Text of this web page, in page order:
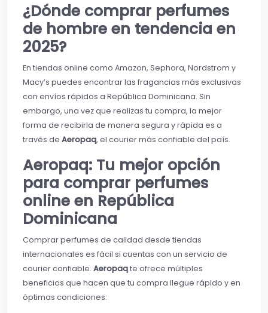
¿Dónde comprar perfumes
de hombre en tendencia en
2025?
En tiendas online como Amazon, Sephora, Nordstrom y
Macy’s puedes encontrar las fragancias más exclusivas
con envíos rápidos a República Dominicana. Sin
embargo, una vez que realizas tu compra, la mejor
forma de recibirla de manera segura y rápida es a
través de Aeropaq, el courier más confiable del país.
Aeropaq: Tu mejor opción
para comprar perfumes
online en República
Dominicana
Comprar perfumes de calidad desde tiendas
internacionales es fácil si cuentas con un servicio de
courier confiable. Aeropaqte ofrece múltiples
beneficios que hacen que tu compra llegue rápido y en
óptimas condiciones: